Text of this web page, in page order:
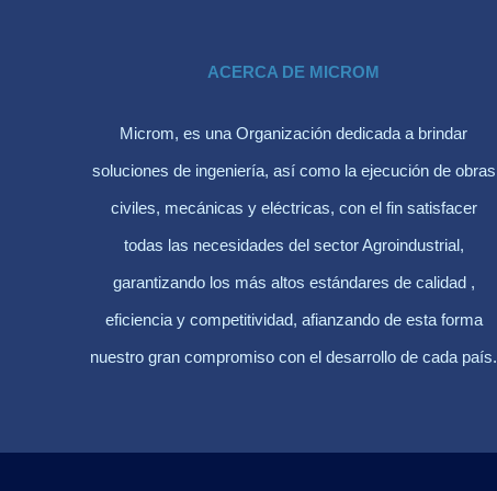
ACERCA DE MICROM
Microm, es una Organización dedicada a brindar
soluciones de ingeniería, así como la ejecución de obras
civiles, mecánicas y eléctricas, con el fin satisfacer
todas las necesidades del sector Agroindustrial,
garantizando los más altos estándares de calidad ,
eficiencia y competitividad, afianzando de esta forma
nuestro gran compromiso con el desarrollo de cada país.